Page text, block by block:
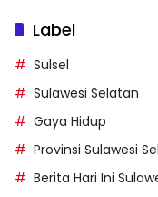
Label
Sulsel
Sulawesi Selatan
Gaya Hidup
Provinsi Sulawesi
Berita Hari Ini